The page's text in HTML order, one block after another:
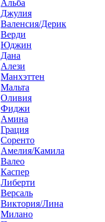
Альба
Джулия
Валенсия/Дерик
Верди
Юджин
Дана
Алези
Манхэттен
Мальта
Оливия
Фиджи
Амина
Грация
Соренто
Амелия/Камила
Валео
Каспер
Либерти
Версаль
Виктория/Лина
Милано